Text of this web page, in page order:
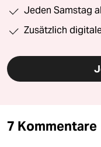
Jeden Samstag
Zusätzlich
7 Kommentare